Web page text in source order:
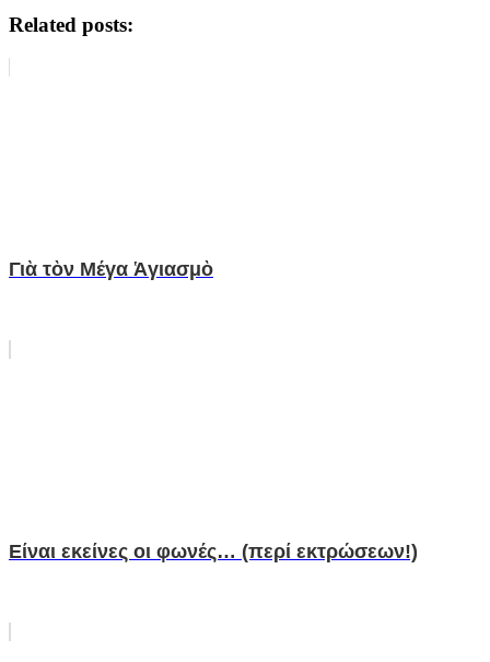
Related posts:
Γιὰ τὸν Μέγα Ἁγιασμὸ
Είναι εκείνες οι φωνές… (περί εκτρώσεων!)